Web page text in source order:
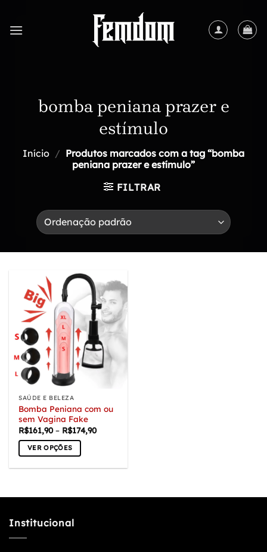
content
bomba peniana prazer e
estímulo
Início / Produtos marcados com a tag “bomba
peniana prazer e estímulo”
FILTRAR
SAÚDE E BELEZA
Bomba Peniana com ou
sem Vagina Fake
R$161,90 – R$174,90Faixa
R$174,90
VER OPÇÕES
várias
As
opções
Institucional